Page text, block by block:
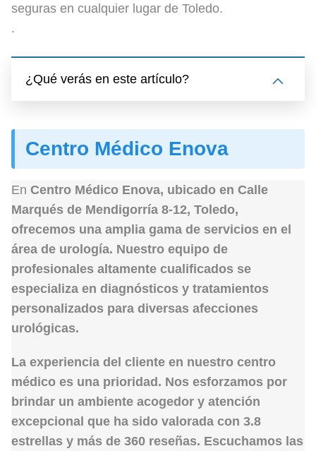
seguras en cualquier lugar de Toledo.
.
¿Qué verás en este artículo?
Centro Médico Enova
En Centro Médico Enova, ubicado en Calle
Marqués de Mendigorría 8-12, Toledo,
ofrecemos una amplia gama de servicios en el
área de urología. Nuestro equipo de
profesionales altamente cualificados se
especializa en diagnósticos y tratamientos
personalizados para diversas afecciones
urológicas.
La experiencia del cliente en nuestro centro
médico es una prioridad. Nos esforzamos por
brindar un ambiente acogedor y atención
excepcional que ha sido valorada con 3.8
estrellas y más de 360 reseñas. Escuchamos las